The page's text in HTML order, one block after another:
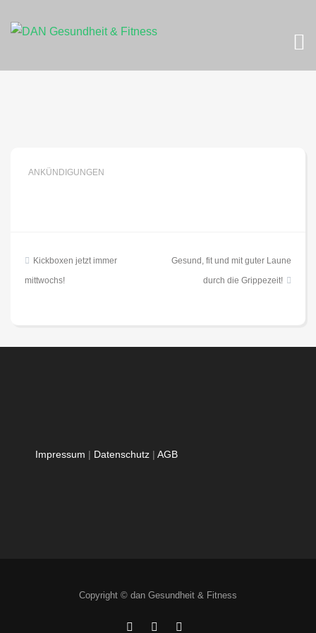
ANKÜNDIGUNGEN
Beitragsnavigation
Kickboxen jetzt immer
mittwochs!
Gesund, fit und mit guter Laune
durch die Grippezeit!
Impressum | Datenschutz | AGB
Copyright © dan Gesundheit & Fitness